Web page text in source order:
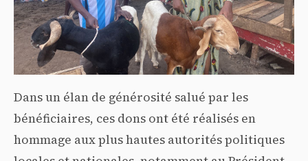
Dans un élan de générosité salué par les
bénéficiaires, ces dons ont été réalisés en
hommage aux plus hautes autorités politiques